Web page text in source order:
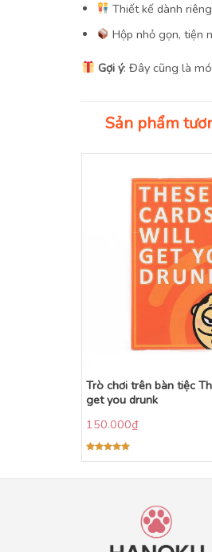
Thiết kế dành
Hộp nhỏ gọn, tiện
Gợi ý: Đây cũng là
Sản phẩm
Trò chơi trên bàn tiệc
get you drunk
150.000₫
Được xếp